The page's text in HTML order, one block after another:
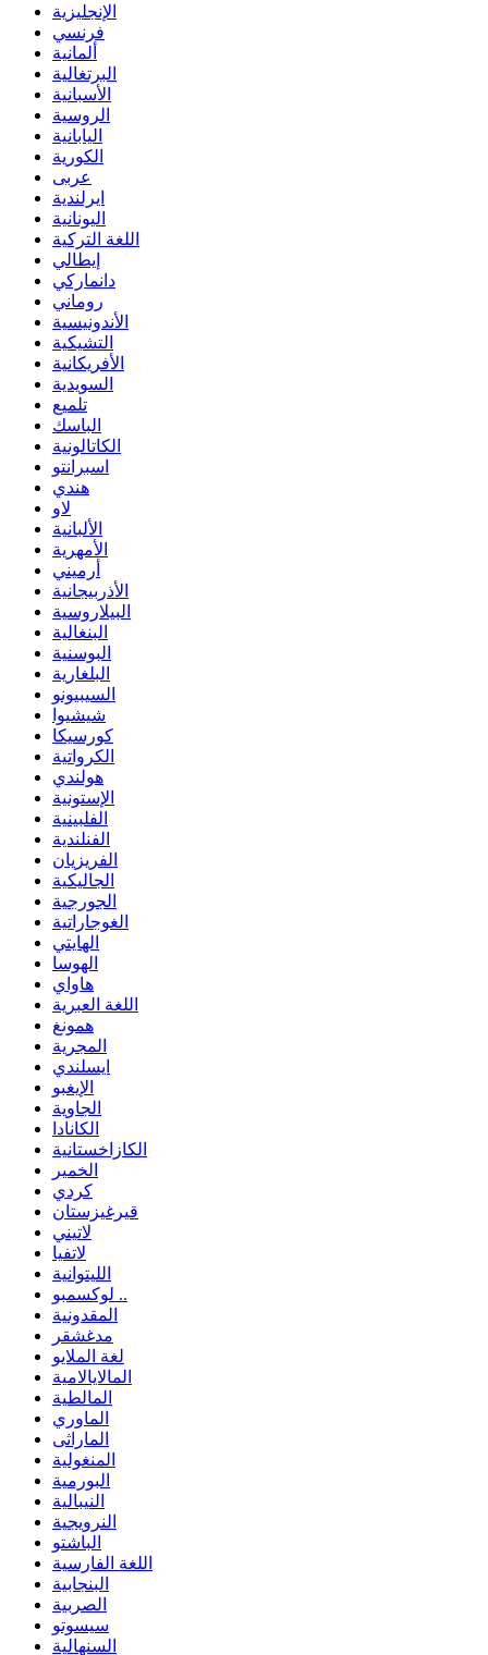
الإنجليزية
فرنسي
ألمانية
البرتغالية
الأسبانية
الروسية
اليابانية
الكورية
عربى
ايرلندية
اليونانية
اللغة التركية
إيطالي
دانماركي
روماني
الأندونيسية
التشيكية
الأفريكانية
السويدية
تلميع
الباسك
الكاتالونية
اسبرانتو
هندي
لاو
الألبانية
الأمهرية
أرميني
الأذربيجانية
البيلاروسية
البنغالية
البوسنية
البلغارية
السيبيونو
شيشيوا
كورسيكا
الكرواتية
هولندي
الإستونية
الفلبينية
الفنلندية
الفريزيان
الجاليكية
الجورجية
الغوجاراتية
الهايتي
الهوسا
هاواي
اللغة العبرية
همونغ
المجرية
ايسلندي
الإيغبو
الجاوية
الكانادا
الكازاخستانية
الخمير
كردي
قيرغيزستان
لاتيني
لاتفيا
الليتوانية
لوكسمبو ..
المقدونية
مدغشقر
لغة الملايو
المالايالامية
المالطية
الماوري
الماراثى
المنغولية
البورمية
النيبالية
النرويجية
الباشتو
اللغة الفارسية
البنجابية
الصربية
سيسوتو
السنهالية